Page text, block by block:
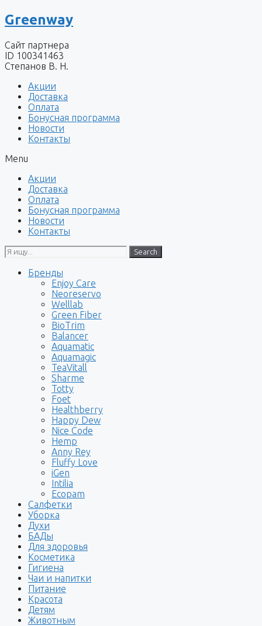
Перейти
к
Greenway
Сайт партнера
ID 100341463
Степанов В. Н.
Акции
Доставка
Оплата
Бонусная программа
Новости
Контакты
Menu
Акции
Доставка
Оплата
Бонусная программа
Новости
Контакты
Search
Бренды
Enjoy Care
Neoreservo
Welllab
Green Fiber
BioTrim
Balancer
Aquamatic
Aquamagic
TeaVitall
Sharme
Totty
Foet
Healthberry
Happy Dew
Nice Code
Hemp
Anny Rey
Fluffy Love
iGen
Intilia
Ecopam
Салфетки
Уборка
Духи
БАДы
Для здоровья
Косметика
Гигиена
Чаи и напитки
Питание
Красота
Детям
Животным